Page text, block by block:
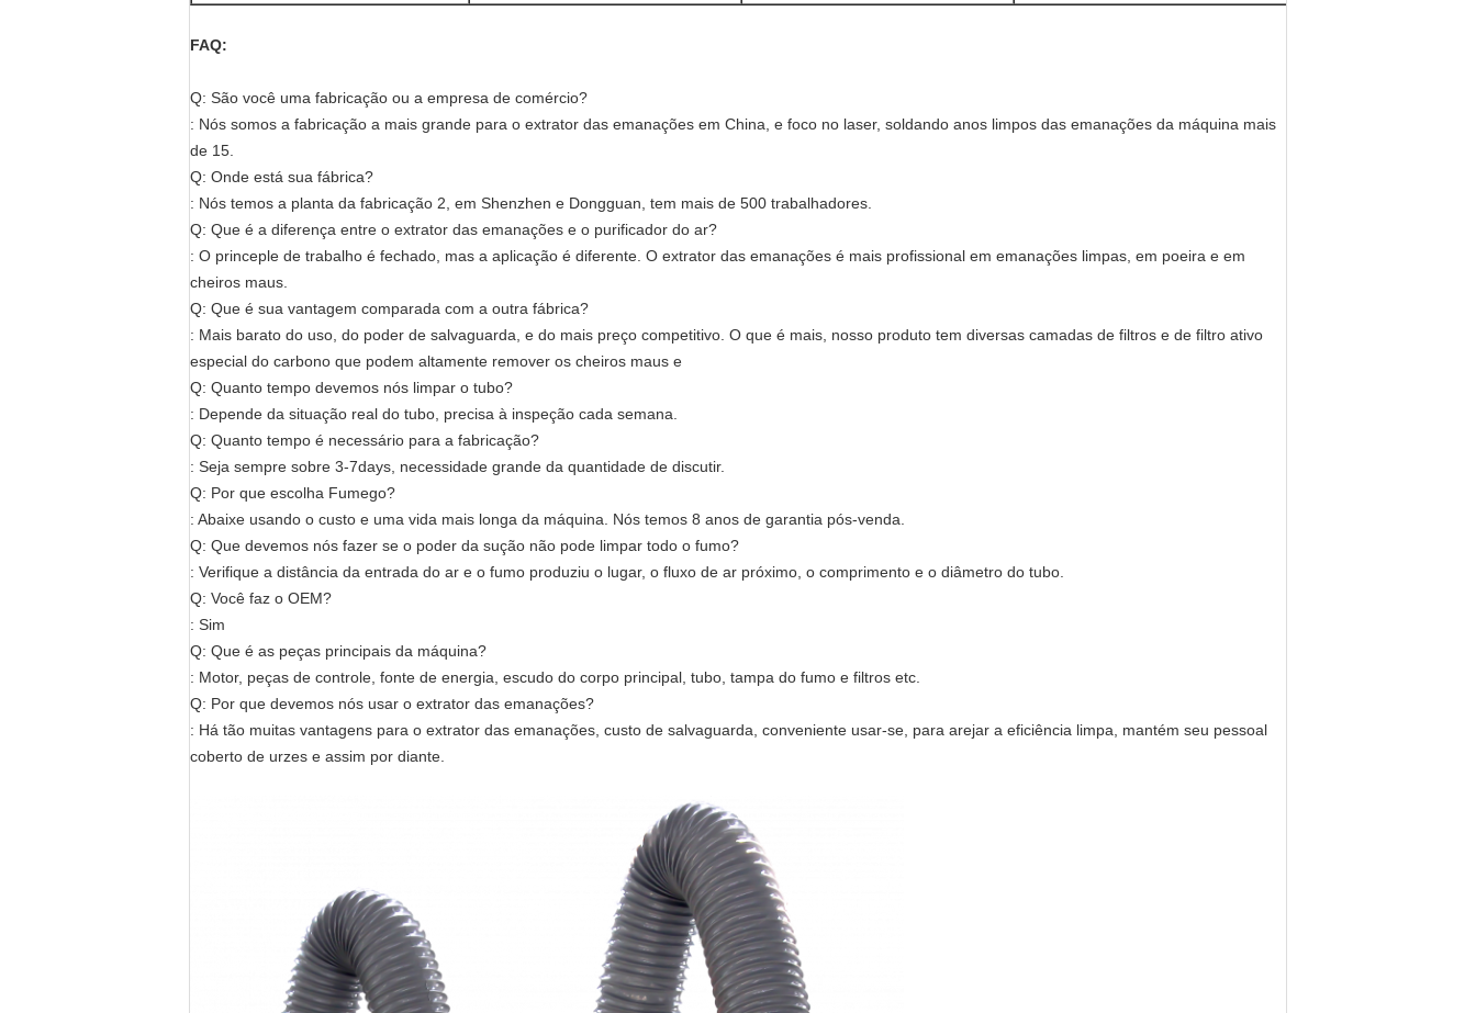
FAQ:
Q: São você uma fabricação ou a empresa de comércio?
: Nós somos a fabricação a mais grande para o extrator das emanações em China, e foco no laser, soldando anos limpos das emanações da máquina mais
de 15.
Q: Onde está sua fábrica?
: Nós temos a planta da fabricação 2, em Shenzhen e Dongguan, tem mais de 500 trabalhadores.
Q: Que é a diferença entre o extrator das emanações e o purificador do ar?
: O princeple de trabalho é fechado, mas a aplicação é diferente. O extrator das emanações é mais profissional em emanações limpas, em poeira e em
cheiros maus.
Q: Que é sua vantagem comparada com a outra fábrica?
: Mais barato do uso, do poder de salvaguarda, e do mais preço competitivo. O que é mais, nosso produto tem diversas camadas de filtros e de filtro ativo
especial do carbono que podem altamente remover os cheiros maus e
Q: Quanto tempo devemos nós limpar o tubo?
: Depende da situação real do tubo, precisa à inspeção cada semana.
Q: Quanto tempo é necessário para a fabricação?
: Seja sempre sobre 3-7days, necessidade grande da quantidade de discutir.
Q: Por que escolha Fumego?
: Abaixe usando o custo e uma vida mais longa da máquina. Nós temos 8 anos de garantia pós-venda.
Q: Que devemos nós fazer se o poder da sução não pode limpar todo o fumo?
: Verifique a distância da entrada do ar e o fumo produziu o lugar, o fluxo de ar próximo, o comprimento e o diâmetro do tubo.
Q: Você faz o OEM?
: Sim
Q: Que é as peças principais da máquina?
: Motor, peças de controle, fonte de energia, escudo do corpo principal, tubo, tampa do fumo e filtros etc.
Q: Por que devemos nós usar o extrator das emanações?
: Há tão muitas vantagens para o extrator das emanações, custo de salvaguarda, conveniente usar-se, para arejar a eficiência limpa, mantém seu pessoal
coberto de urzes e assim por diante.